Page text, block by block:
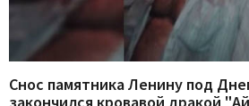
Снос памятника Ленину под
закончился кровавой дракой